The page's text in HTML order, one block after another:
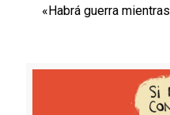
«Habrá guerra mientras